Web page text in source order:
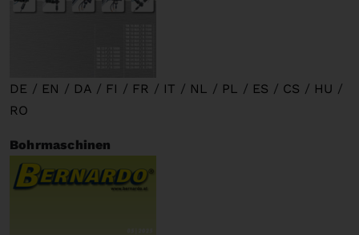
DE / EN / DA / FI / FR / IT / NL / PL / ES / CS / HU /
RO
Bohrmaschinen